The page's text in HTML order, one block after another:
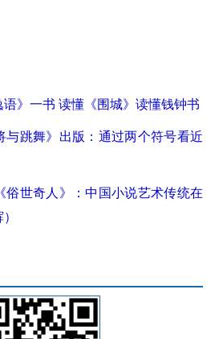
一书 读懂《围城》读懂钱钟书
跳舞》出版：通过两个符号看近
世奇人》：中国小说艺术传统在